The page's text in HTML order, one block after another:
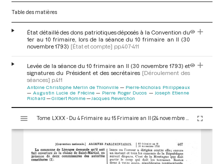
Table des matières
État détaillé des dons patriotiques déposés à la Convention du
1er au 10 frimaire, lors de la séance du 10 frimaire an II (30
novembre 1793) [État et compte] pp.407-411
Levée de la séance du 10 frimaire an II (30 novembre 1793) et
signatures du Président et des secrétaires [Déroulement des
séances] p.411
Antoine Christophe Merlin de Thionville
Pierre-Nicholas Philippeaux
Augustin Lucie de Frécine
Pierre Roger Ducos
Joseph Etienne
Richard
Gilbert Romme Jacques Reverchon
s